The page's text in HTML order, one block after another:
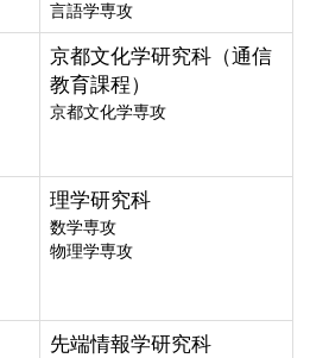
言語学専攻
京都文化学研究科（通信
教育課程）
京都文化学専攻
理学研究科
数学専攻
物理学専攻
先端情報学研究科